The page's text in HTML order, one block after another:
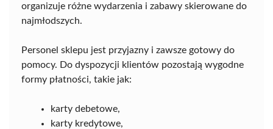
organizuje różne wydarzenia i zabawy skierowane do
najmłodszych.
Personel sklepu jest przyjazny i zawsze gotowy do
pomocy. Do dyspozycji klientów pozostają wygodne
formy płatności, takie jak:
karty debetowe,
karty kredytowe,